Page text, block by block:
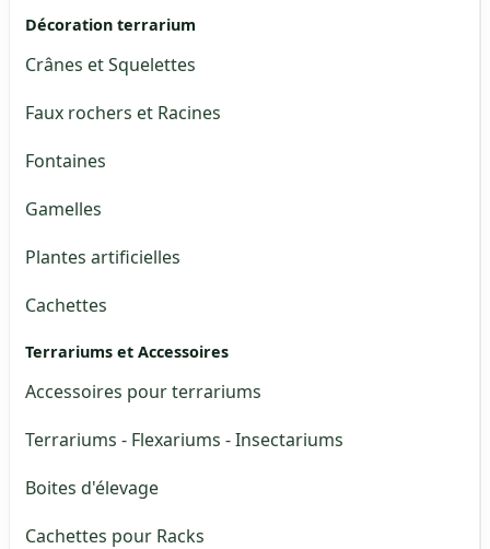
Décoration terrarium
Crânes et Squelettes
Faux rochers et Racines
Fontaines
Gamelles
Plantes artificielles
Cachettes
Terrariums et Accessoires
Accessoires pour terrariums
Terrariums - Flexariums - Insectariums
Boites d'élevage
Cachettes pour Racks